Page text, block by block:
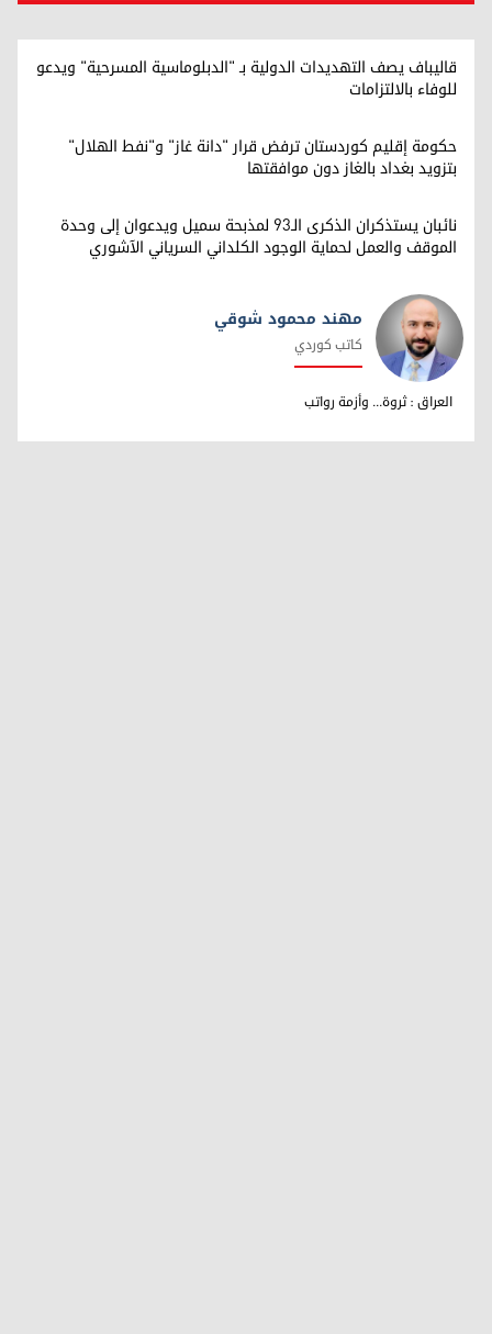
قاليباف يصف التهديدات الدولية بـ "الدبلوماسية المسرحية" ويدعو
للوفاء بالالتزامات
حكومة إقليم كوردستان ترفض قرار "دانة غاز" و"نفط الهلال"
بتزويد بغداد بالغاز دون موافقتها
نائبان يستذكران الذكرى الـ93 لمذبحة سميل ويدعوان إلى وحدة
الموقف والعمل لحماية الوجود الكلداني السرياني الآشوري
مهند محمود شوقي
مهند محمود شوقي
كاتب كوردي
العراق : ثروة... وأزمة رواتب